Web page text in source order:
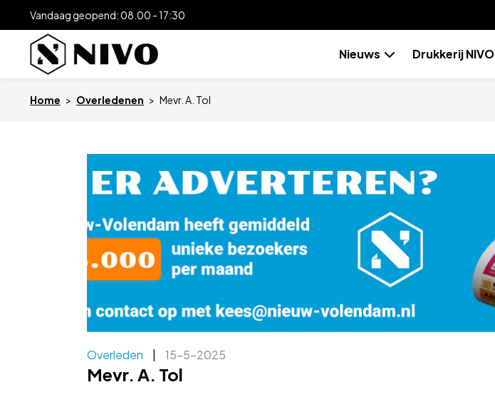
Vandaag geopend: 08.00 - 17:30
Skip
Nieuws Drukkerij NIVO
Home > Overledenen > Mevr. A. Tol
Overleden 15-5-2025
Mevr. A. Tol